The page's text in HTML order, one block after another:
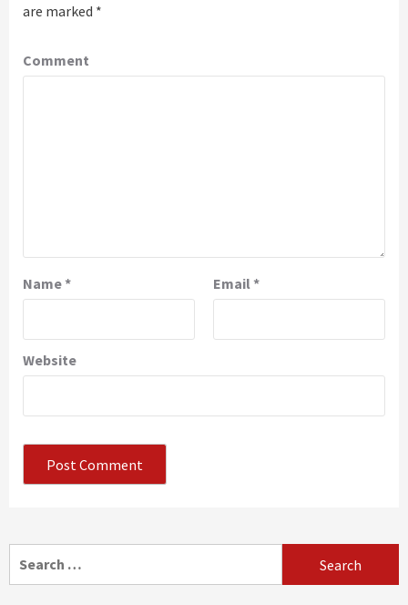
are marked *
Comment
Name* Email*
Website